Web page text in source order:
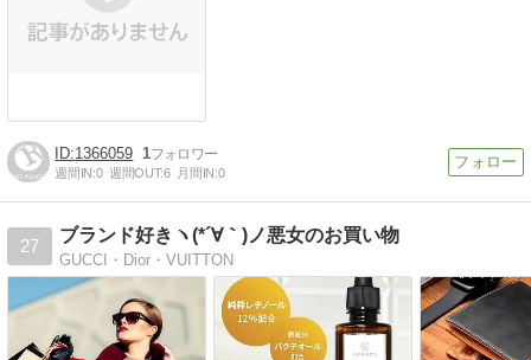
1366059 1
週間IN:0 週間OUT:6 月間IN:0
27
ブランド好きヽ(*´∀｀)ノ悪女のお買い物
GUCCI・Dior・VUITTON